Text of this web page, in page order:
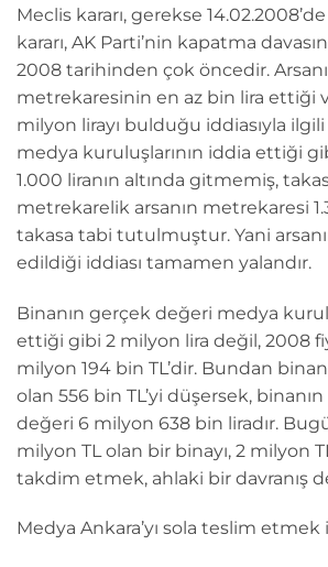
Meclis kararı, gerekse
kararı, AK Parti’nin kapatma
2008 tarihinden çok öncedir.
metrekaresinin en az bin lira ettiği
milyon lirayı bulduğu iddiasıyla ilgili
medya kuruluşlarının iddia ettiği
1.000 liranın altında gitmemiş,
metrekarelik arsanın metrekaresi
takasa tabi tutulmuştur. Yani
edildiği iddiası tamamen yalandır.
Binanın gerçek değeri medya
ettiği gibi 2 milyon lira değil, 2008
milyon 194 bin TL’dir. Bundan
olan 556 bin TL’yi düşersek,
değeri 6 milyon 638 bin liradır.
milyon TL olan bir binayı, 2 milyon
takdim etmek, ahlaki bir davranış
Medya Ankara’yı sola teslim etmek